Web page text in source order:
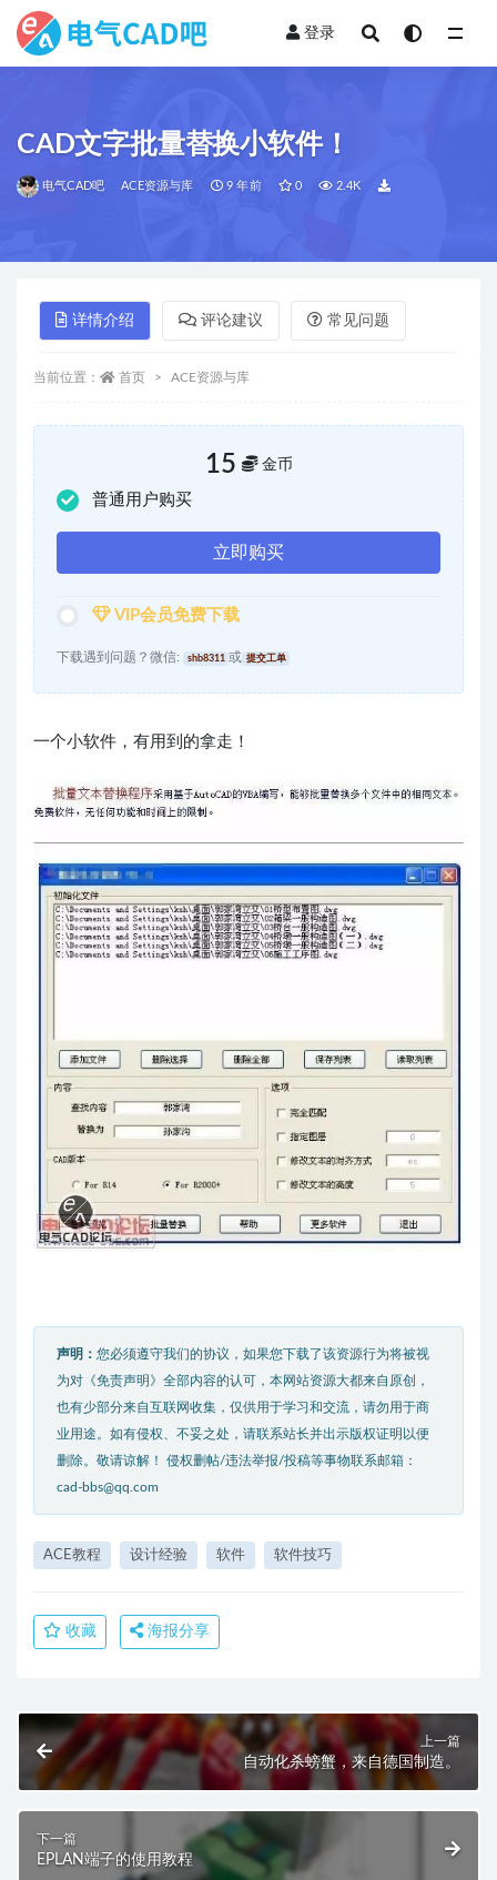
登录
CAD文字批量替换小软件！
电气CAD吧 ACE资源与库 9 年前 0 2.4K
详情介绍 评论建议 常见问题
当前位置： 首页 ACE资源与库
15 金币
普通用户购买
立即购买
VIP会员免费下载
下载遇到问题？微信: shb8311 或 提交工单
一个小软件，有用到的拿走！
声明： 您必须遵守我们的协议，如果您下载了该资源行为将被视
为对《免责声明》全部内容的认可，本网站资源大都来自原创，
也有少部分来自互联网收集，仅供用于学习和交流，请勿用于商
业用途。如有侵权、不妥之处，请联系站长并出示版权证明以便
删除。敬请谅解！ 侵权删帖/违法举报/投稿等事物联系邮箱：
cad-bbs@qq.com
ACE教程 设计经验 软件 软件技巧
收藏 海报分享
上一篇
自动化杀螃蟹，来自德国制造。
下一篇
EPLAN端子的使用教程